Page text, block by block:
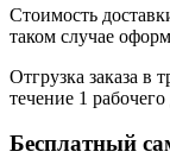
Стоимость
таком случае
Отгрузка заказа в
течение 1
Бесплатный